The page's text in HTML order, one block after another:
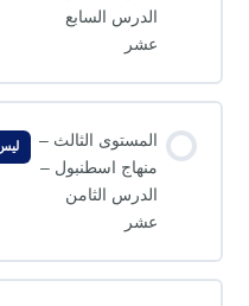
الدرس السابع
عشر
المستوى الثالث –
منهاج اسطنبول –
الدرس الثامن
عشر